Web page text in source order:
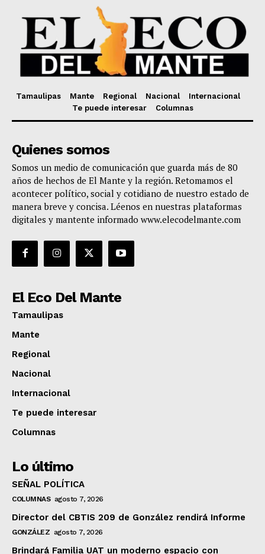
Tamaulipas Mante Regional Nacional
Internacional
Te puede interesar
Columnas
Quienes somos
Somos un medio de comunicación que guarda más de 80
años de hechos de El Mante y la región. Retomamos el
acontecer político, social y cotidiano de nuestro estado de
manera breve y concisa. Léenos en nuestras plataformas
digitales y mantente informado www.elecodelmante.com
El Eco Del Mante
Tamaulipas
Mante
Regional
Nacional
Internacional
Te puede interesar
Columnas
Lo último
SEÑAL POLÍTICA
COLUMNAS agosto 7, 2026
Director del CBTIS 209 de González rendirá Informe
GONZÁLEZ agosto 7, 2026
Brindará Familia UAT un moderno espacio con